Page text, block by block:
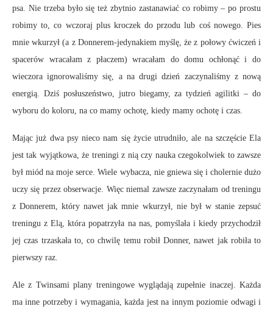
psa. Nie trzeba było się też zbytnio zastanawiać co robimy – po prostu
robimy to, co wczoraj plus kroczek do przodu lub coś nowego. Pies
mnie wkurzył (a z Donnerem-jedynakiem myślę, że z połowy ćwiczeń i
spacerów wracałam z płaczem) wracałam do domu ochłonąć i do
wieczora ignorowaliśmy się, a na drugi dzień zaczynaliśmy z nową
energią. Dziś posłuszeństwo, jutro biegamy, za tydzień agilitki – do
wyboru do koloru, na co mamy ochotę, kiedy mamy ochotę i czas.
Mając już dwa psy nieco nam się życie utrudniło, ale na szczęście Ela
jest tak wyjątkowa, że treningi z nią czy nauka czegokolwiek to zawsze
był miód na moje serce. Wiele wybacza, nie gniewa się i cholernie dużo
uczy się przez obserwacje. Więc niemal zawsze zaczynałam od treningu
z Donnerem, który nawet jak mnie wkurzył, nie był w stanie zepsuć
treningu z Elą, która popatrzyła na nas, pomyślała i kiedy przychodził
jej czas trzaskała to, co chwilę temu robił Donner, nawet jak robiła to
pierwszy raz.
Ale z Twinsami plany treningowe wyglądają zupełnie inaczej. Każda
ma inne potrzeby i wymagania, każda jest na innym poziomie odwagi i